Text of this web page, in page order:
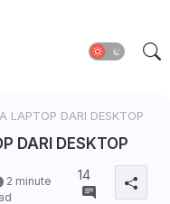
LAPTOP DARI DESKTOP
DARI DESKTOP
2 minute
14